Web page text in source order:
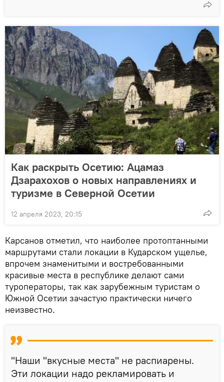
Как раскрыть Осетию: Ацамаз
Дзарахохов о новых направлениях и
туризме в Северной Осетии
12 апреля 2023, 20:15
Карсанов отметил, что наиболее протоптанными
маршрутами стали локации в Кударском ущелье,
впрочем знаменитыми и востребованными
красивые места в республике делают сами
туроператоры, так как зарубежным туристам о
Южной Осетии зачастую практически ничего
неизвестно.
"Наши "вкусные места" не распиарены.
Эти локации надо рекламировать и